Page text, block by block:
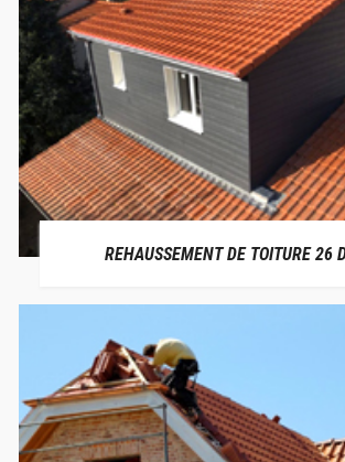
REHAUSSEMENT DE TOITURE 26